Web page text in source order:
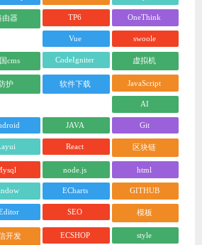
由器 TP6 OneThink
Vue swoole
cms CodeIgniter 虚拟机
护 软件下载 JavaScript
AI
JAVA Git
React 区块链
node.js html
ECharts GITHUB
SEO 模板
开发 ECSHOP style